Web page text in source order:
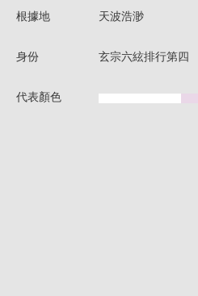
根據地 天波浩渺
身份 玄宗六絃排行第四
代表顏色